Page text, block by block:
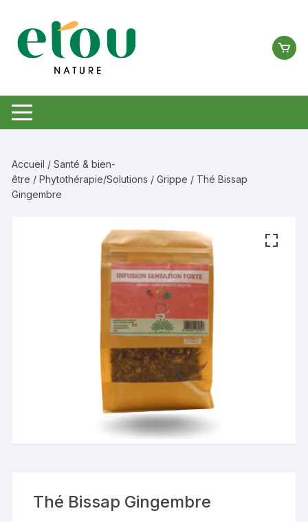
contenu
Accueil /Santé & bien-
être /Phytothérapie/Solutions /Grippe / Thé Bissap
Gingembre
Thé Bissap Gingembre